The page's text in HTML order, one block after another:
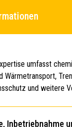
umfasst
Wärmetransport,
und weitere
Inbetriebnahme